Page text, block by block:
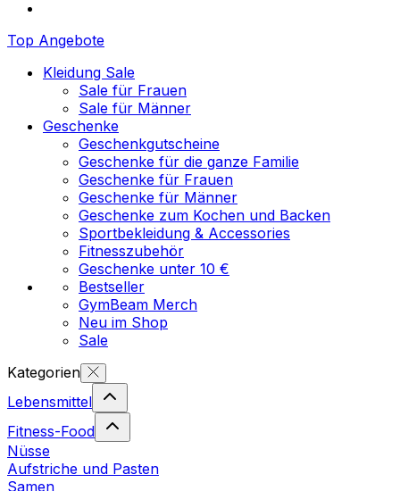
Top Angebote
Kleidung Sale
Sale für Frauen
Sale für Männer
Geschenke
Geschenkgutscheine
Geschenke für die ganze Familie
Geschenke für Frauen
Geschenke für Männer
Geschenke zum Kochen und Backen
Sportbekleidung & Accessories
Fitnesszubehör
Geschenke unter 10 €
Bestseller
GymBeam Merch
Neu im Shop
Sale
Kategorien
Lebensmittel
Fitness-Food
Nüsse
Aufstriche und Pasten
Samen